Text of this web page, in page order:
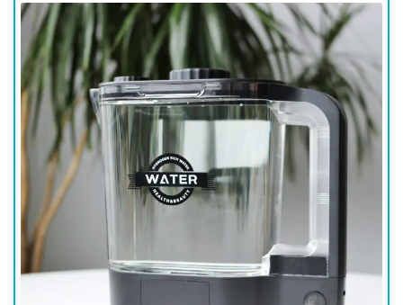
прилади
Товари
для
здоров’я
Прилади
світлової
терапії
Дезінфектори
Аксесуари
ДОСЛІДЖЕННЯ
БЛОГ
FAQ